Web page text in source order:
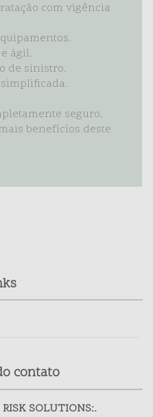
com vigência
ágil.
de sinistro.
seguro.
benefícios deste
contato
SOLUTIONS:.